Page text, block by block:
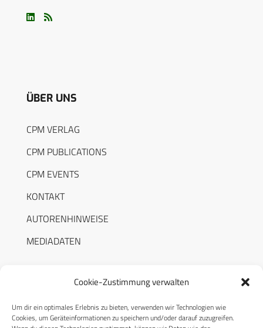
Cookie-Zustimmung verwalten
Um dir ein optimales Erlebnis zu bieten, verwenden wir Technologien wie
Cookies, um Geräteinformationen zu speichern und/oder darauf zuzugreifen.
ÜBER UNS
CPM VERLAG
CPM PUBLICATIONS
CPM EVENTS
KONTAKT
AUTORENHINWEISE
MEDIADATEN
RECHTLICHES